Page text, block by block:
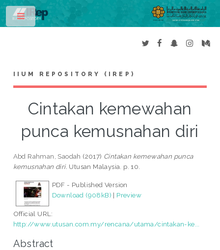
IIUM REPOSITORY (IREP)
Cintakan kemewahan
punca kemusnahan diri
Abd Rahman, Saodah (2017) Cintakan kemewahan punca
kemusnahan diri. Utusan Malaysia. p. 10.
PDF - Published Version
Download (908kB) | Preview
Official URL:
http://www.utusan.com.my/rencana/utama/cintakan-ke...
Abstract
Toggle